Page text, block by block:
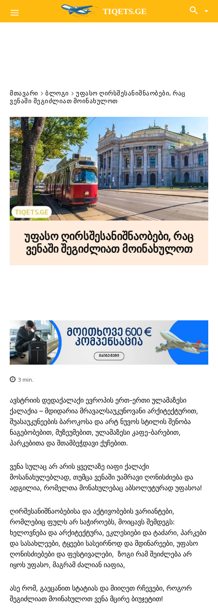
TIQETS.GE
ᲛᲗᲐᲕᲐᲠᲘ ᲑᲚᲝᲒᲘ
ᲣᲤᲐᲡᲝ ᲦᲘᲠᲡᲨᲔᲡᲐᲜᲘᲨᲜᲐᲝᲑᲔᲑᲘ, ᲠᲐᲪ
ᲕᲔᲜᲐᲨᲘ ᲨᲔᲒᲘᲫᲚᲘᲐᲗ ᲛᲝᲘᲜᲐᲮᲣᲚᲝᲗ
უფასო ღირსშესანიშნაობები, რაც
ვენაში შეგიძლიათ მოინახულოთ
3 min.
ავსტრიის დედაქალაქი ევროპის ერთ-ერთი ულამაზესი
ქალაქია – მდიდარია მრავალსაუკუნოვანი არქიტექტურით,
შუასაუკუნეების ბაროკოსა და არტ ნუვოს სტილის შენობა
ნაგებობებით, მუზეუმებით, ულამაზესი კაფე-ბარებით,
პარკებითა და შთამბეჭდავი ქუჩებით.
ვენა სულაც არ არის ყველაზე იაფი ქალაქი
მოსანახულებლად, თუმცა ვენაში უამრავი ღონისძიება და
ადგილია, რომელთა მონახულებაც აბსოლუტურად უფასოა!
ღირშესანიშნაობებისა და აქტივობების ვარიანტები,
რომლებიც ფულს არ საჭიროებს, მოიცავს შემდეგს:
ხელოვნება და არქიტექტურა, ეკლესიები და ტაძარი, პარკები
და სასახლეები, ტყეები სასეირნოდ და მდინარეები, უფასო
ღონისძიებები და ფესტივალები, ზოგი რამ შეიძლება არ
იყოს უფასო, მაგრამ ძალიან იაფია,
ასე რომ, გაეცანით სტატიას და მიიღეთ რჩევები, როგორ
შეგიძლიათ მოინახულოთ ვენა მცირე ბიუჯეტით!